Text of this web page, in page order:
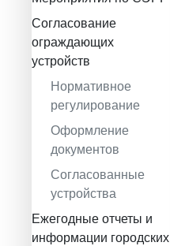
Согласование
ограждающих
устройств
Нормативное
регулирование
Оформление
документов
Согласованные
устройства
Ежегодные отчеты и
информации городских